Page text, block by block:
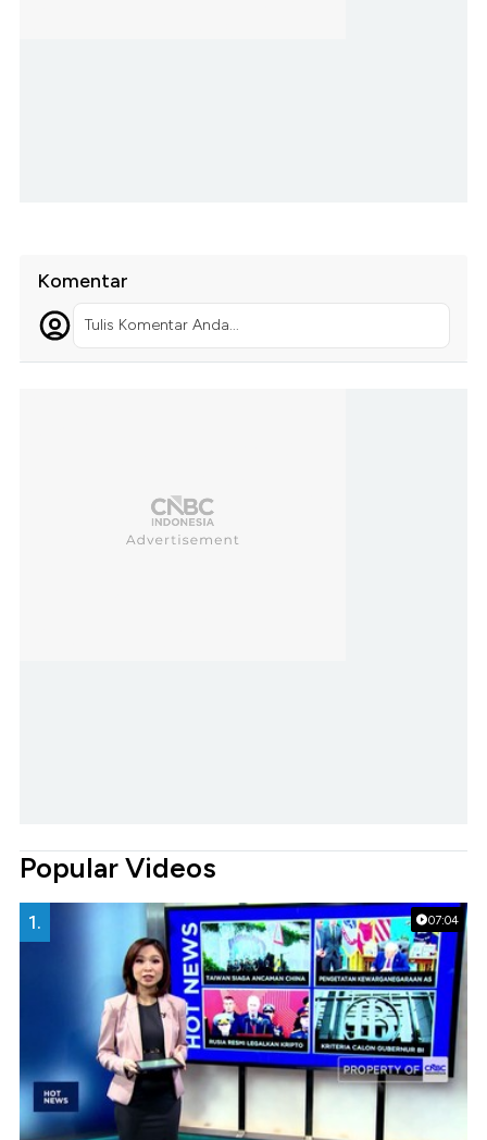
Komentar
Tulis Komentar Anda...
Popular Videos
07:04
1.